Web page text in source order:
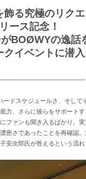
る究極のリクエ
ース記念！
BOØWYの逸話
イベントに潜
ドスケジュールさ、そして
力、さらに彼らをサポート
ファンも聞き入るばかり。
密さであったことを再確認
安次郎氏が答えるという流れ